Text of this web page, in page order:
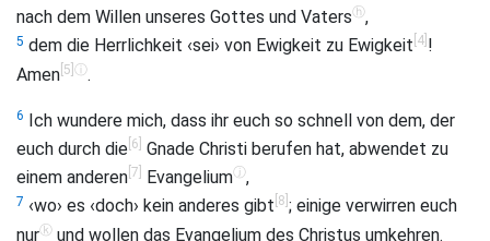
nach dem Willen unseres Gottes und Vatersⓗ,
5 dem die Herrlichkeit ‹sei› von Ewigkeit zu Ewigkeit [4] !
Amen [5] ⓘ.
6 Ich wundere mich, dass ihr euch so schnell von dem, der
euch durch die [6] Gnade Christi berufen hat, abwendet zu
einem anderen [7] Evangeliumⓙ,
7 ‹wo› es ‹doch› kein anderes gibt [8] ; einige verwirren euch
nurⓚ und wollen das Evangelium des Christus umkehren.